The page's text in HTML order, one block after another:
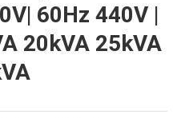
60Hz 440V |
20kVA 25kVA